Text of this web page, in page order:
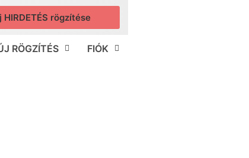
HIRDETÉS rögzítése
RÖGZÍTÉS FIÓK